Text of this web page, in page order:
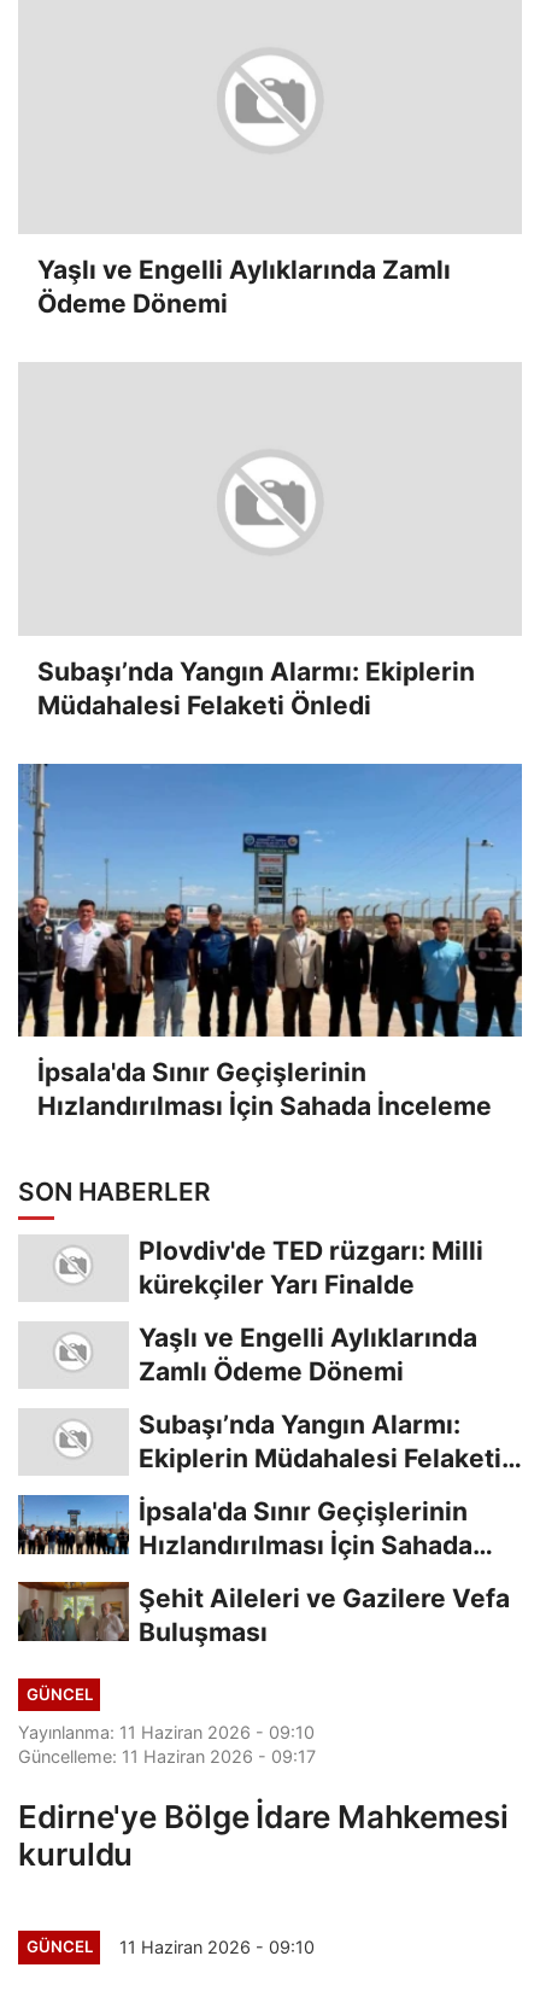
Yaşlı ve Engelli Aylıklarında Zamlı
Ödeme Dönemi
Subaşı’nda Yangın Alarmı: Ekiplerin
Müdahalesi Felaketi Önledi
İpsala'da Sınır Geçişlerinin
Hızlandırılması İçin Sahada İnceleme
SON HABERLER
Plovdiv'de TED rüzgarı: Milli
kürekçiler Yarı Finalde
Yaşlı ve Engelli Aylıklarında
Zamlı Ödeme Dönemi
Subaşı’nda Yangın Alarmı:
Ekiplerin Müdahalesi Felaketi
Önledi
İpsala'da Sınır Geçişlerinin
Hızlandırılması İçin Sahada
Şehit Aileleri ve Gazilere Vefa
Buluşması
GÜNCEL
Yayınlanma: 11 Haziran 2026 - 09:10
Güncelleme: 11 Haziran 2026 - 09:17
Edirne'ye Bölge İdare Mahkemesi
kuruldu
GÜNCEL 11 Haziran 2026 - 09:10